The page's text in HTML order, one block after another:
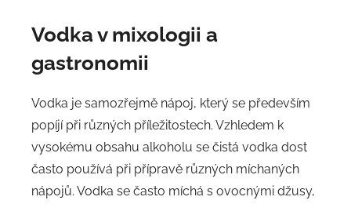
Vodka v mixologii a
gastronomii
Vodka je samozřejmě nápoj, který se především
popíjí při různých příležitostech. Vzhledem k
vysokému obsahu alkoholu se čistá vodka dost
často používá při přípravě různých míchaných
nápojů. Vodka se často míchá s ovocnými džusy,